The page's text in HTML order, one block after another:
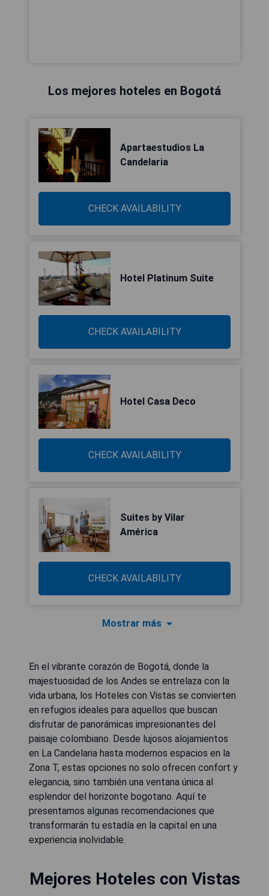
Los mejores hoteles en Bogotá
Apartaestudios La
Candelaria
CHECK AVAILABILITY
Hotel Platinum Suite
CHECK AVAILABILITY
Hotel Casa Deco
CHECK AVAILABILITY
Suites by Vilar
América
CHECK AVAILABILITY
Mostrar más
En el vibrante corazón de Bogotá, donde la
majestuosidad de los Andes se entrelaza con la
vida urbana, los Hoteles con Vistas se convierten
en refugios ideales para aquellos que buscan
disfrutar de panorámicas impresionantes del
paisaje colombiano. Desde lujosos alojamientos
en La Candelaria hasta modernos espacios en la
Zona T, estas opciones no solo ofrecen confort y
elegancia, sino también una ventana única al
esplendor del horizonte bogotano. Aquí te
presentamos algunas recomendaciones que
transformarán tu estadía en la capital en una
experiencia inolvidable.
Mejores Hoteles con Vistas